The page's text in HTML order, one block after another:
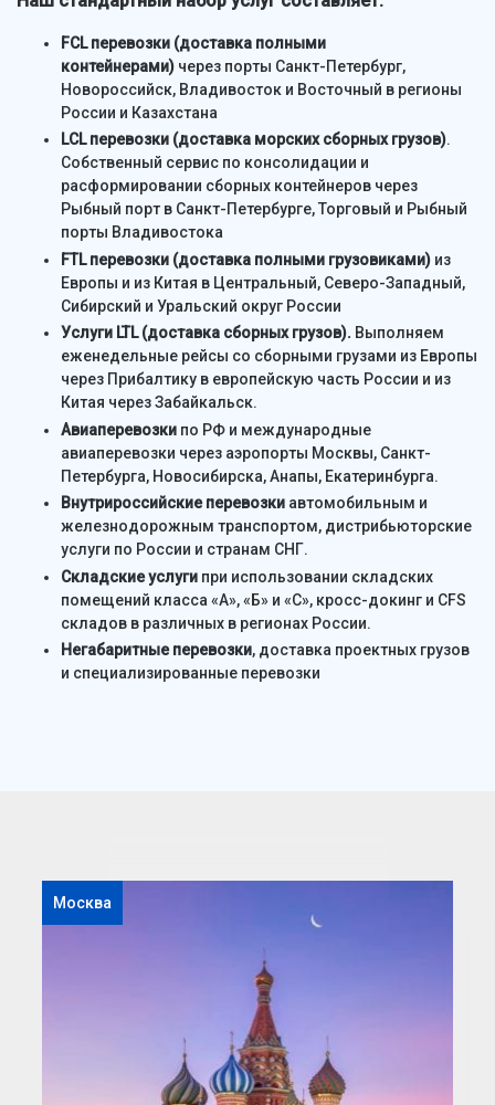
FCL перевозки (доставка полными
контейнерами) через порты Санкт-Петербург,
Новороссийск, Владивосток и Восточный в регионы
России и Казахстана
LCL перевозки (доставка морских сборных грузов).
Собственный сервис по консолидации и
расформировании сборных контейнеров через
Рыбный порт в Санкт-Петербурге, Торговый и Рыбный
порты Владивостока
FTL перевозки (доставка полными грузовиками) из
Европы и из Китая в Центральный, Северо-Западный,
Сибирский и Уральский округ России
Услуги LTL (доставка сборных грузов). Выполняем
еженедельные рейсы со сборными грузами из Европы
через Прибалтику в европейскую часть России и из
Китая через Забайкальск.
Авиаперевозки по РФ и международные
авиаперевозки через аэропорты Москвы, Санкт-
Петербурга, Новосибирска, Анапы, Екатеринбурга.
Внутрироссийские перевозки автомобильным и
железнодорожным транспортом, дистрибьюторские
услуги по России и странам СНГ.
Складские услуги при использовании складских
помещений класса «А», «Б» и «С», кросс-докинг и CFS
складов в различных в регионах России.
Негабаритные перевозки, доставка проектных грузов
и специализированные перевозки
Москва